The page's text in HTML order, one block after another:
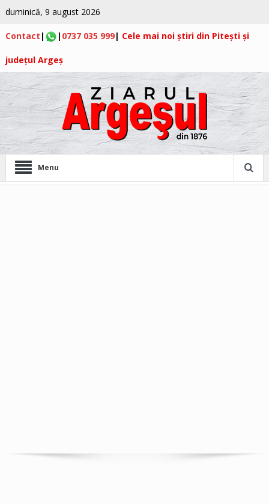
duminică, 9 august 2026
Contact | | 0737 035 999| Cele mai noi știri din Pitești și
județul Argeș
Menu